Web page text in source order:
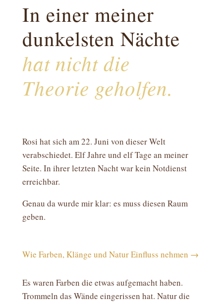
In einer meiner
dunkelsten Nächte
hat nicht die
Theorie geholfen.
Rosi hat sich am 22. Juni von dieser Welt
verabschiedet. Elf Jahre und elf Tage an meiner
Seite. In ihrer letzten Nacht war kein Notdienst
erreichbar.
Genau da wurde mir klar: es muss diesen Raum
geben.
Wie Farben, Klänge und Natur Einfluss nehmen →
Es waren Farben die etwas aufgemacht haben.
Trommeln das Wände eingerissen hat. Natur die